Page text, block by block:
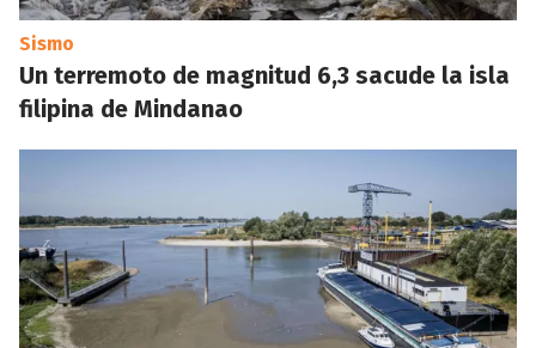
Sismo
Un terremoto de magnitud 6,3 sacude la isla
filipina de Mindanao